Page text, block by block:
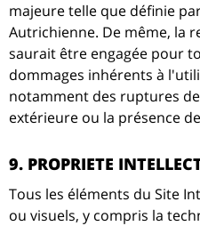
majeure telle que définie
Autrichienne. De même, la
saurait être engagée pour
dommages inhérents à
notamment des ruptures
extérieure ou la présence
9. PROPRIETE
Tous les éléments du Site
ou visuels, y compris la